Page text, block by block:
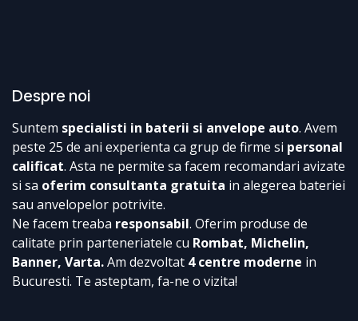
Despre noi
Suntem specialisti in baterii si anvelope auto. Avem
peste 25 de ani experienta ca grup de firme si personal
calificat. Asta ne permite sa facem recomandari avizate
si sa oferim consultanta gratuita in alegerea bateriei
sau anvelopelor potrivite.
Ne facem treaba responsabil. Oferim produse de
calitate prin parteneriatele cu Rombat, Michelin,
Banner, Varta.Am dezvoltat 4 centre moderne in
Bucuresti. Te asteptam, fa-ne o vizita!